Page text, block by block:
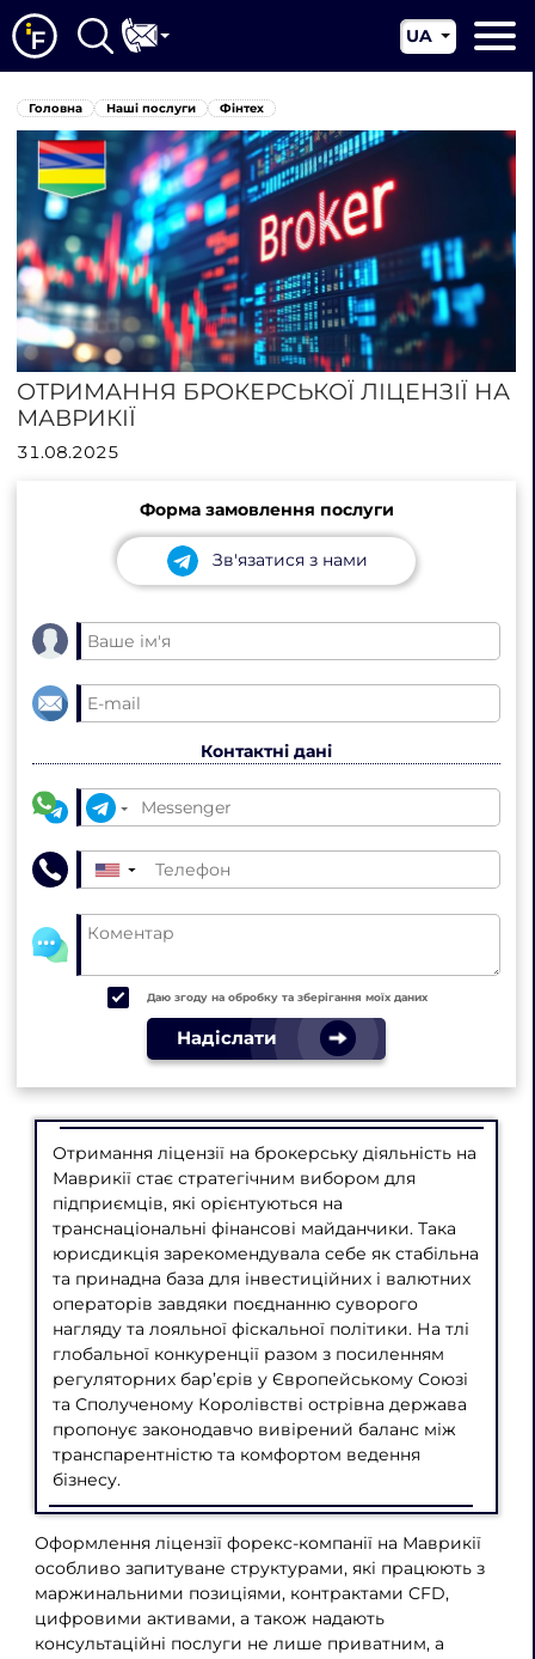
Про нас
Наші послуги
Новини
Юрисдикції
Контакти
UA
EN
Головна Наші послуги Фінтех
ОТРИМАННЯ БРОКЕРСЬКОЇ ЛІЦЕНЗІЇ НА
МАВРИКІЇ
31.08.2025
Форма замовлення послуги
Зв'язатися з нами
Контактні дані
▼
Даю згоду на обробку та зберігання моїх даних
Надіслати
Отримання ліцензії на брокерську діяльність на
Маврикії стає стратегічним вибором для
підприємців, які орієнтуються на
транснаціональні фінансові майданчики. Така
юрисдикція зарекомендувала себе як стабільна
та принадна база для інвестиційних і валютних
операторів завдяки поєднанню суворого
нагляду та лояльної фіскальної політики. На тлі
глобальної конкуренції разом з посиленням
регуляторних бар’єрів у Європейському Союзі
та Сполученому Королівстві острівна держава
пропонує законодавчо вивірений баланс між
транспарентністю та комфортом ведення
бізнесу.
Оформлення ліцензії форекс-компанії на Маврикії
особливо запитуване структурами, які працюють з
маржинальними позиціями, контрактами CFD,
цифровими активами, а також надають
консультаційні послуги не лише приватним, а